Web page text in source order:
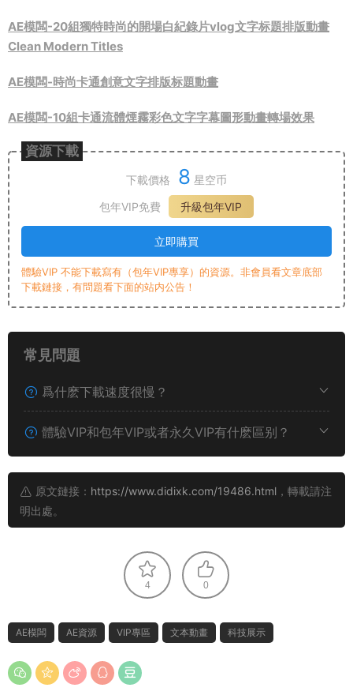
AE模闆-20組獨特時尚的開場白紀錄片vlog文字标題排版動畫
Clean Modern Titles
AE模闆-時尚卡通創意文字排版标題動畫
AE模闆-10組卡通流體煙霧彩色文字字幕圖形動畫轉場效果
資源下載
下載價格 8 星空币
包年VIP免費
升級包年VIP
立即購買
體驗VIP 不能下載寫有（包年VIP專享）的資源。非會員看文章底部
下載鏈接，有問題看下面的站内公告！
常見問題
爲什麽下載速度很慢？
體驗VIP和包年VIP或者永久VIP有什麽區别？
原文鏈接： https://www.didixk.com/19486.html ，轉載請注
明出處。
4 0
AE模闆 AE資源 VIP專區 文本動畫 科技展示